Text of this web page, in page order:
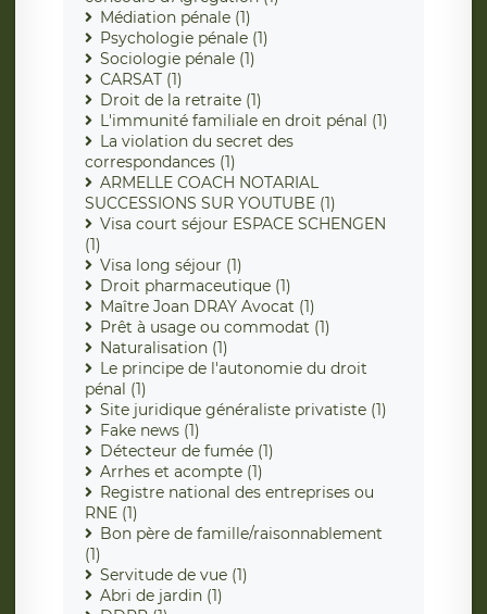
Médiation pénale (1)
Psychologie pénale (1)
Sociologie pénale (1)
CARSAT (1)
Droit de la retraite (1)
L'immunité familiale en droit pénal (1)
La violation du secret des
correspondances (1)
ARMELLE COACH NOTARIAL
SUCCESSIONS SUR YOUTUBE (1)
Visa court séjour ESPACE SCHENGEN
(1)
Visa long séjour (1)
Droit pharmaceutique (1)
Maître Joan DRAY Avocat (1)
Prêt à usage ou commodat (1)
Naturalisation (1)
Le principe de l'autonomie du droit
pénal (1)
Site juridique généraliste privatiste (1)
Fake news (1)
Détecteur de fumée (1)
Arrhes et acompte (1)
Registre national des entreprises ou
RNE (1)
Bon père de famille/raisonnablement
(1)
Servitude de vue (1)
Abri de jardin (1)